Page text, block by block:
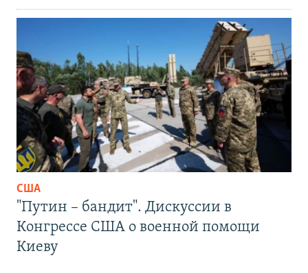
США
"Путин – бандит". Дискуссии в
Конгрессе США о военной помощи
Киеву